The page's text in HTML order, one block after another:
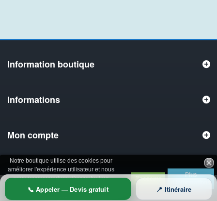
Notre boutique utilise des cookies pour
améliorer l'expérience utilisateur et nous
vous recommandons d'accepter leur
utilisation pour profiter pleinement de votre
J'accepte
Plus
d'informations
Information boutique
Informations
Mon compte
📞 Appeler — Devis gratuit 📍 Itinéraire